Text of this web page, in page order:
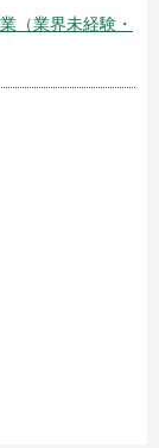
（業界未経験・